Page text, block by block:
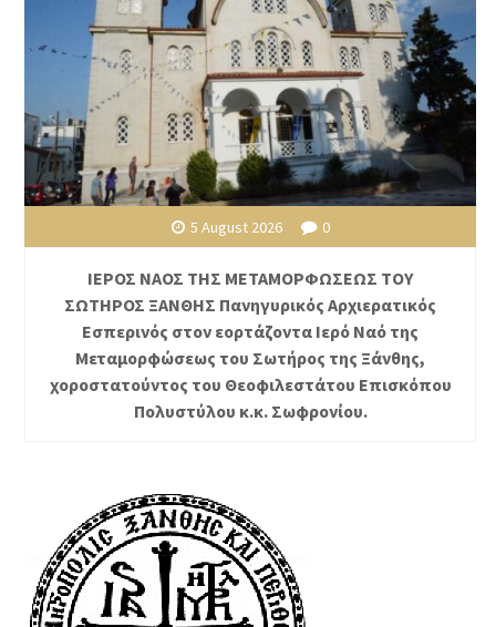
5 August 2026 0
ΙΕΡΟΣ ΝΑΟΣ ΤΗΣ ΜΕΤΑΜΟΡΦΩΣΕΩΣ ΤΟΥ
ΣΩΤΗΡΟΣ ΞΑΝΘΗΣ Πανηγυρικός Αρχιερατικός
Εσπερινός στον εορτάζοντα Ιερό Ναό της
Μεταμορφώσεως του Σωτήρος της Ξάνθης,
χοροστατούντος του Θεοφιλεστάτου Επισκόπου
Πολυστύλου κ.κ. Σωφρονίου.